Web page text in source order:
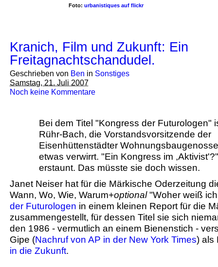
Foto: urbanistiques auf flickr
Kranich, Film und Zukunft: Ein
Freitagnachtschandudel.
Geschrieben von Ben in Sonstiges
Samstag, 21. Juli 2007
Noch keine Kommentare
Bei dem Titel "Kongress der Futurologen"
Rühr-Bach, die Vorstandsvorsitzende der
Eisenhüttenstädter
etwas verwirrt. "Ein Kongress im
erstaunt. Das müsste sie doch wissen.
Janet Neiser hat für die Märkische Oderzeitung
Wann, Wo, Wie, Warum+optional"Woher weiß
der Futurologen in einem kleinen Report für die
zusammengestellt, für dessen Titel sie sich
den 1986 - vermutlich an einem Bienenstich -
Gipe (Nachruf von AP in der New York Times) als
in die Zukunft.